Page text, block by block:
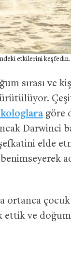
etkilerini keşfedin.
sırası ve
göre
Darwinci
şefkatini elde
ortanca
ettik ve